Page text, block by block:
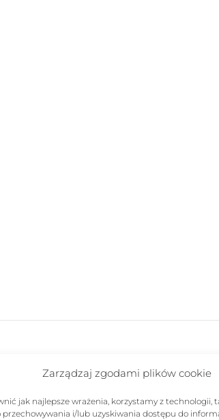
Zarządzaj zgodami plików cookie
jak najlepsze wrażenia, korzystamy z technologii,
przechowywania i/lub uzyskiwania dostępu do